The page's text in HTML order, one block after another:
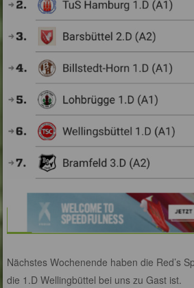
Nächstes Wochenende haben die Red’s
die 1.D Wellingbüttel bei uns zu Gast ist.